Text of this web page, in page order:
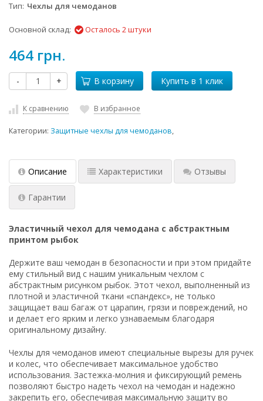
Тип Чехлы для чемоданов
Основной склад: Осталось 2 штуки
464 грн.
- + В корзину
К сравнению В избранное
Категории: Защитные чехлы для чемоданов,
Описание Характеристики Отзывы
Гарантии
Эластичный чехол для чемодана с абстрактным
принтом рыбок
Держите ваш чемодан в безопасности и при этом придайте
ему стильный вид с нашим уникальным чехлом с
абстрактным рисунком рыбок. Этот чехол, выполненный из
плотной и эластичной ткани «спандекс», не только
защищает ваш багаж от царапин, грязи и повреждений, но
и делает его ярким и легко узнаваемым благодаря
оригинальному дизайну.
Чехлы для чемоданов имеют специальные вырезы для ручек
и колес, что обеспечивает максимальное удобство
использования. Застежка-молния и фиксирующий ремень
позволяют быстро надеть чехол на чемодан и надежно
закрепить его, обеспечивая максимальную защиту во